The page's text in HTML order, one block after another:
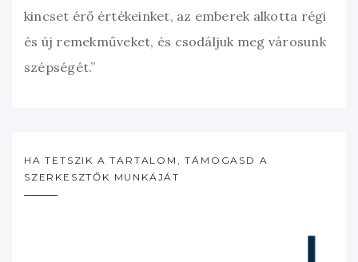
kincset érő értékeinket, az emberek alkotta régi
és új remekműveket, és csodáljuk meg városunk
szépségét.”
HA TETSZIK A TARTALOM, TÁMOGASD A
SZERKESZTŐK MUNKÁJÁT